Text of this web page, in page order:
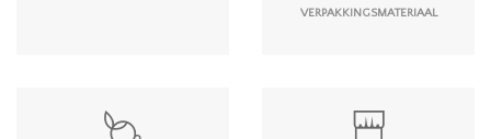
VERPAKKINGSMATERIAAL